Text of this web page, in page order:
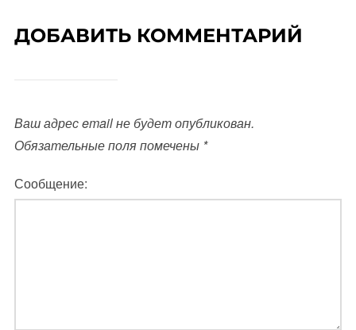
ДОБАВИТЬ КОММЕНТАРИЙ
Ваш адрес email не будет опубликован.
Обязательные поля помечены *
Сообщение: